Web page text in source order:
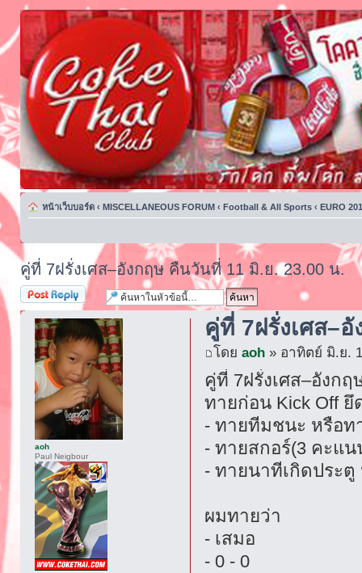
หน้าเว็บบอร์ด ‹ MISCELLANEOUS FORUM ‹ Football & All Sports ‹ EURO
คู่ที่ 7ฝรั่งเศส–อังกฤษ คืนวันที่ 11 มิ.ย. 23.00 น.
ตอบกระทู้
คู่ที่ 7ฝรั่งเศส–
โดยaoh » อาทิตย์ มิ.ย.
คู่ที่ 7ฝรั่งเศส–อังก
ทายก่อน Kick Off ยึ
- ทายทีมชนะ หรือท
- ทายสกอร์(3 คะแ
- ทายนาทีเกิดประ
ผมทายว่า
- เสมอ
- 0 - 0
aoh
Paul Neigbour